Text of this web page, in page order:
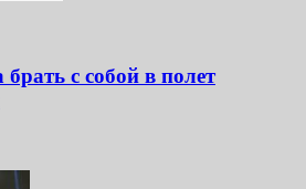
с собой в полет